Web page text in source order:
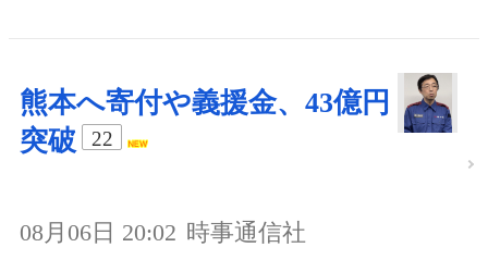
熊本へ寄付や義援金、43億円
突破
22
08月06日 20:02 時事通信社